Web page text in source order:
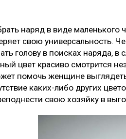
наряд в виде маленького
свою универсальность.
голову в поисках наряда, в
цвет красиво смотрится
помочь женщине
каких-либо других
свою хозяйку в